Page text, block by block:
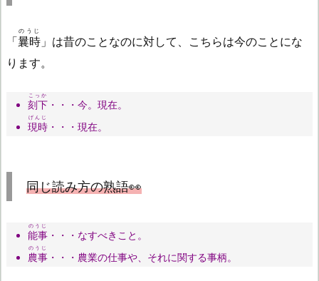
「曩時
のうじ
」は昔のことなのに対して、こちらは今のことにな
ります。
刻下
こっか
・・・今。現在。
現時
げんじ
・・・現在。
同じ読み方の熟語👀
能事
のうじ
・・・なすべきこと。
農事
のうじ
・・・農業の仕事や、それに関する事柄。